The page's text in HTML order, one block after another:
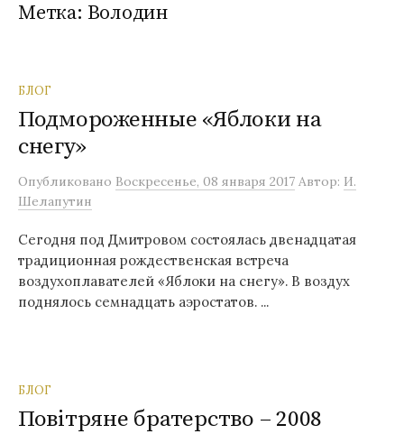
р
м
о
м
Метка: Володин
БЛОГ
Подмороженные «Яблоки на
снегу»
Опубликовано Воскресенье, 08 января 2017 Автор: И.
Шелапутин
Сегодня под Дмитровом состоялась двенадцатая
традиционная рождественская встреча
воздухоплавателей «Яблоки на снегу». В воздух
поднялось семнадцать аэростатов. ...
БЛОГ
Повітряне братерство – 2008